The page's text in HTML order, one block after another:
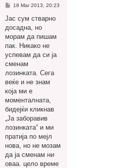
P
s
18 Mar 2013, 20:23
Јас сум стварно
досадна, но
морам да пишам
пак. Никако не
успевам да си ја
сменам
лозинката. Сега
веќе и не знам
која ми е
моменталната,
бидејќи кликнав
„Ја заборавив
лозинката“ и ми
пратија по мејл
нова, но не мозам
да ја сменам ни
оваа. цело време